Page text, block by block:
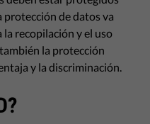
protección de datos va
recopilación y el uso
la protección
y la discriminación.